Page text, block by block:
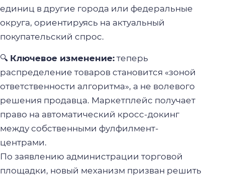
единиц в другие города или федеральные
округа, ориентируясь на актуальный
покупательский спрос.
🔍 Ключевое изменение: теперь
распределение товаров становится «зоной
ответственности алгоритма», а не волевого
решения продавца. Маркетплейс получает
право на автоматический кросс-докинг
между собственными фулфилмент-
центрами.
По заявлению администрации торговой
площадки, новый механизм призван решить